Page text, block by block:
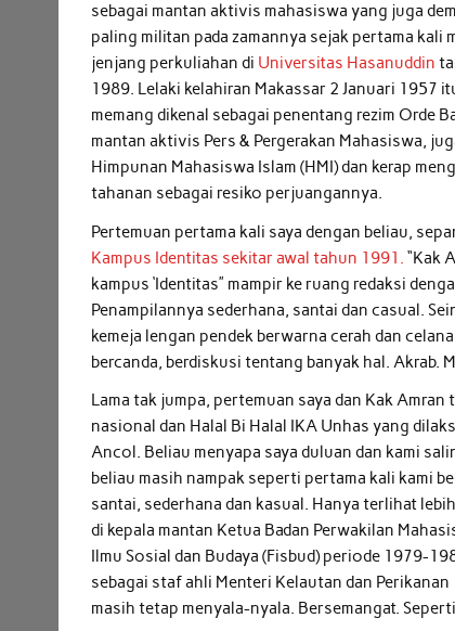
sebagai mantan aktivis mahasiswa yang juga
paling militan pada zamannya sejak pertama kali
jenjang perkuliahan di Universitas Hasanuddin
1989. Lelaki kelahiran Makassar 2 Januari 1957
memang dikenal sebagai penentang rezim Orde
mantan aktivis Pers & Pergerakan Mahasiswa,
Himpunan Mahasiswa Islam (HMI) dan kerap
tahanan sebagai resiko perjuangannya.
Pertemuan pertama kali saya dengan beliau,
Kampus Identitas sekitar awal tahun 1991. “Kak
kampus ‘Identitas” mampir ke ruang redaksi
Penampilannya sederhana, santai dan casual.
kemeja lengan pendek berwarna cerah dan
bercanda, berdiskusi tentang banyak hal. Akrab.
Lama tak jumpa, pertemuan saya dan Kak Amran
nasional dan Halal Bi Halal IKA Unhas yang
Ancol. Beliau menyapa saya duluan dan kami
beliau masih nampak seperti pertama kali kami
santai, sederhana dan kasual. Hanya terlihat
di kepala mantan Ketua Badan Perwakilan
Ilmu Sosial dan Budaya (Fisbud) periode 1979-
sebagai staf ahli Menteri Kelautan dan
masih tetap menyala-nyala. Bersemangat.